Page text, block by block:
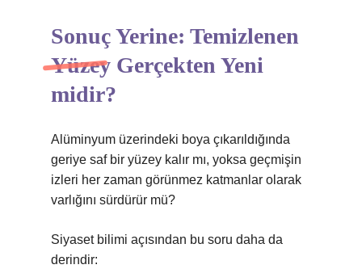
Sonuç Yerine: Temizlenen
Yüzey Gerçekten Yeni
midir?
Alüminyum üzerindeki boya çıkarıldığında
geriye saf bir yüzey kalır mı, yoksa geçmişin
izleri her zaman görünmez katmanlar olarak
varlığını sürdürür mü?
Siyaset bilimi açısından bu soru daha da
derindir: